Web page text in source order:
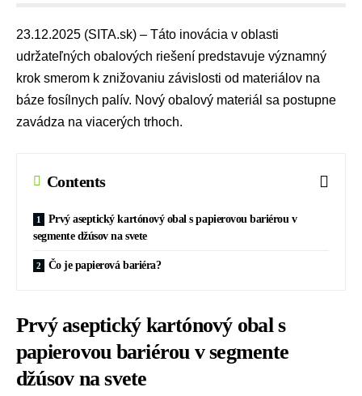
23.12.2025 (SITA.sk) – Táto inovácia v oblasti
udržateľných obalových riešení predstavuje významný
krok smerom k znižovaniu závislosti od materiálov na
báze fosílnych palív. Nový obalový materiál sa postupne
zavádza na viacerých trhoch.
Contents
Prvý aseptický kartónový obal s papierovou bariérou v
segmente džúsov na svete
Čo je papierová bariéra?
Prvý aseptický kartónový obal s
papierovou bariérou v segmente
džúsov na svete